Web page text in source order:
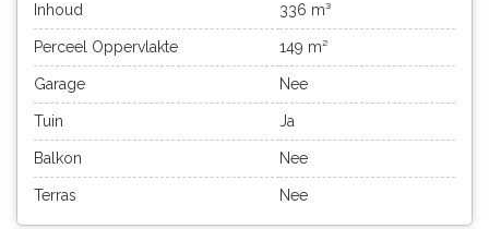
Inhoud 336 m³
Perceel Oppervlakte 149 m²
Garage Nee
Tuin Ja
Balkon Nee
Terras Nee